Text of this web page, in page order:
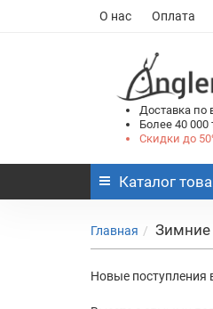
О нас Оплата
Доставка по
Более 40 000
Скидки до
Каталог
Главная Зимние
Новые поступления